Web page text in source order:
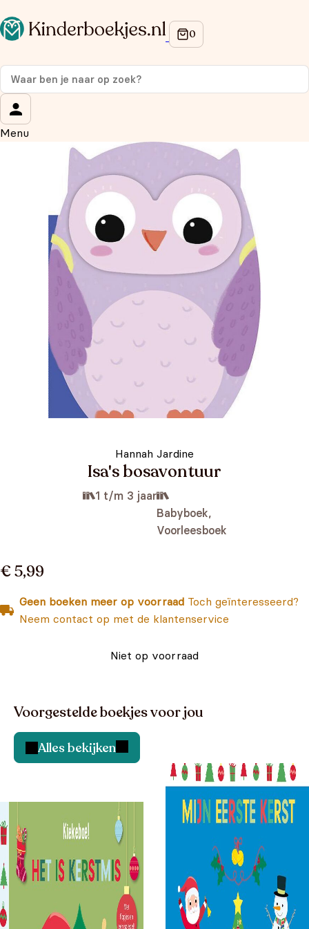
Menu
Hannah Jardine
Isa's bosavontuur
1 t/m 3 jaar
Babyboek,
Voorleesboek
€ 5,99
Geen boeken meer op voorraad Toch geïnteresseerd?
Neem contact op met de klantenservice
Niet op voorraad
Voorgestelde boekjes voor jou
Alles bekijken
Op de hoogte blijven van onze acties?
Meld je aan voor onze nieuwsbrief en ontvang
korting
Wat is je voornaam?
Wat is je e-mailadres?
Aanmelden
We gebruiken je gegevens om contact op te nemen, in
overeenstemming met onsprivacybeleid.